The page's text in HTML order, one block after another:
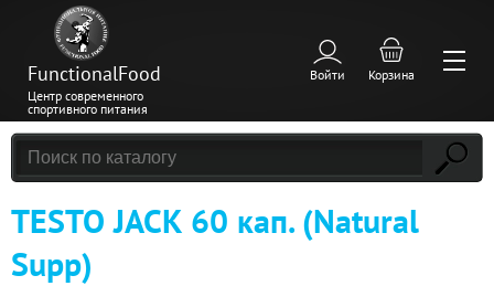
FunctionalFood
Центр современного
спортивного питания
Войти Корзина
TESTO JACK 60 кап. (Natural
Supp)